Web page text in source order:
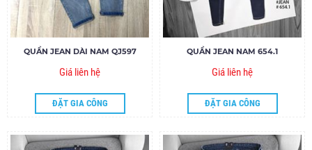
QUẦN JEAN DÀI NAM QJ597
Giá liên hệ
ĐẶT GIA CÔNG
QUẦN JEAN NAM 654.1
Giá liên hệ
ĐẶT GIA CÔNG